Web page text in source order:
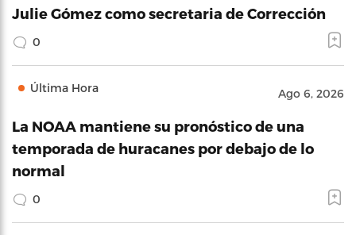
Julie Gómez como secretaria de Corrección
0
Última Hora Ago 6, 2026
La NOAA mantiene su pronóstico de una
temporada de huracanes por debajo de lo
normal
0